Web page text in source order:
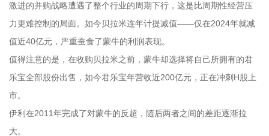
激进的并购战略遭遇了整个行业的周期下行，这是比周期性经营压
力更难控制的局面。如今贝拉米连年计提减值——仅在2024年就减
值近40亿元，严重蚕食了蒙牛的利润表现。
值得注意的是，在收购贝拉米之前，蒙牛却选择将自己所拥有的君
乐宝全部股份出售，如今君乐宝年营收近200亿元，正在冲刺H股上
市。
伊利在2011年完成了对蒙牛的反超，随后两者之间的差距逐渐拉
大。